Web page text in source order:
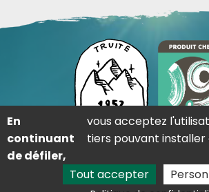
Adresse
En
continuant
de défiler,
vous acceptez
tiers pouvant installer
Tout accepter